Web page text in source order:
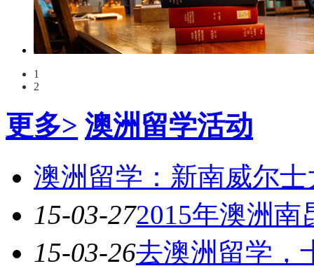
1
2
更多> 澳洲留学活动
澳洲留学：新南威尔
15-03-272015年澳洲
15-03-26去澳洲留学，